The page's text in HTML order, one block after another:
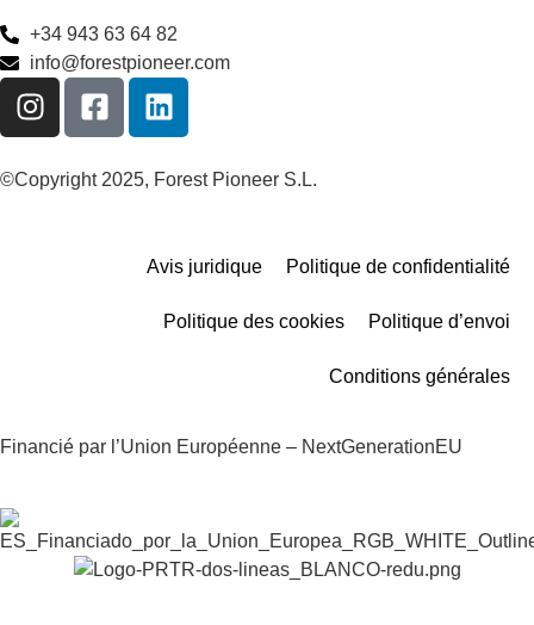
+34 943 63 64 82
info@forestpioneer.com
©Copyright 2025, Forest Pioneer S.L.
Avis juridique Politique de confidentialité
Politique des cookies Politique d’envoi
Conditions générales
Financié par l’Union Européenne – NextGenerationEU